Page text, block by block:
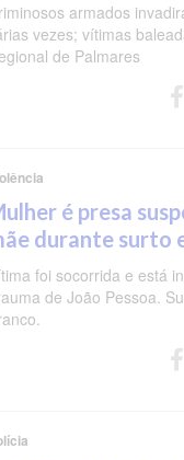
armados
vezes; vítimas
de Palmares
é presa
durante surto
foi socorrida e está
de João Pessoa.